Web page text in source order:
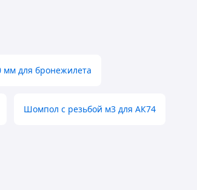
мм для бронежилета
Шомпол с резьбой м3 для АК74